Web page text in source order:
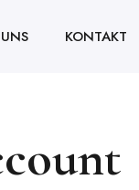
KONTAKT